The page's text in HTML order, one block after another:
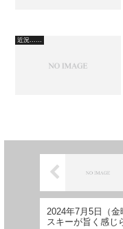
近況……
2024年7月5日（金
スキーが旨く感じ